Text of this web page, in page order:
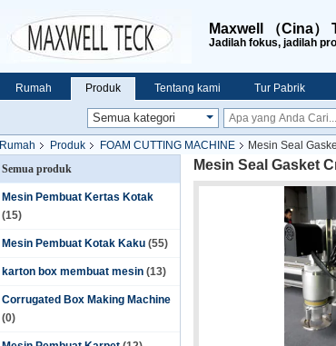
Maxwell （Cina）
Jadilah fokus, jadilah
Rumah Produk Tentang kami Tur Pabrik
Rumah Produk FOAM CUTTING MACHINE
Mesin Seal
Semua produk
Mesin Pembuat Kertas Kotak
(15)
Mesin Pembuat Kotak Kaku (55)
karton box membuat mesin (13)
Corrugated Box Making Machine
(0)
Mesin Seal Gasket